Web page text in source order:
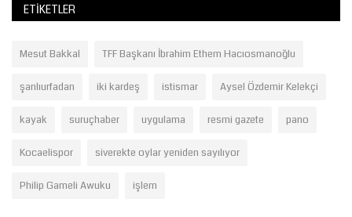
ETIKETLER
Mesut Bakkal TFF Başkanı İbrahim Ethem Hacıosmanoğlu
şanlıurfadan iki kardeş istismar Aysel Özdemir Kelekçi
kayak suruçhaber uygulama resmi gazete pano
Kocaelispor siverekte oylar yeniden sayılıyor
Philip Gameli Awuku işlem